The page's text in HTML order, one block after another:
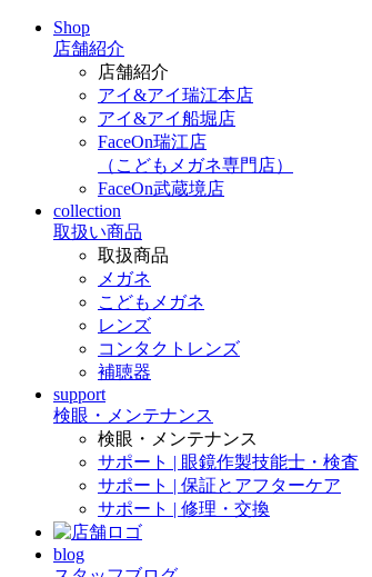
Shop
店舗紹介
店舗紹介
アイ&アイ瑞江本店
アイ&アイ船堀店
FaceOn瑞江店
（こどもメガネ専門店）
FaceOn武蔵境店
collection
取扱い商品
取扱商品
メガネ
こどもメガネ
レンズ
コンタクトレンズ
補聴器
support
検眼・メンテナンス
検眼・メンテナンス
サポート | 眼鏡作製技能士・検査
サポート | 保証とアフターケア
サポート | 修理・交換
blog